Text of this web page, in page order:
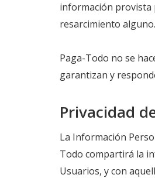
información provista
resarcimiento alguno.
Paga-Todo no se
garantizan y
Privacidad
La Información
Todo compartirá la
Usuarios, y con